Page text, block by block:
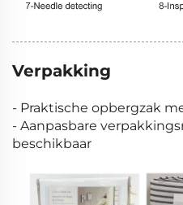
Verpakking
- Praktische opbergzak
- Aanpasbare
beschikbaar